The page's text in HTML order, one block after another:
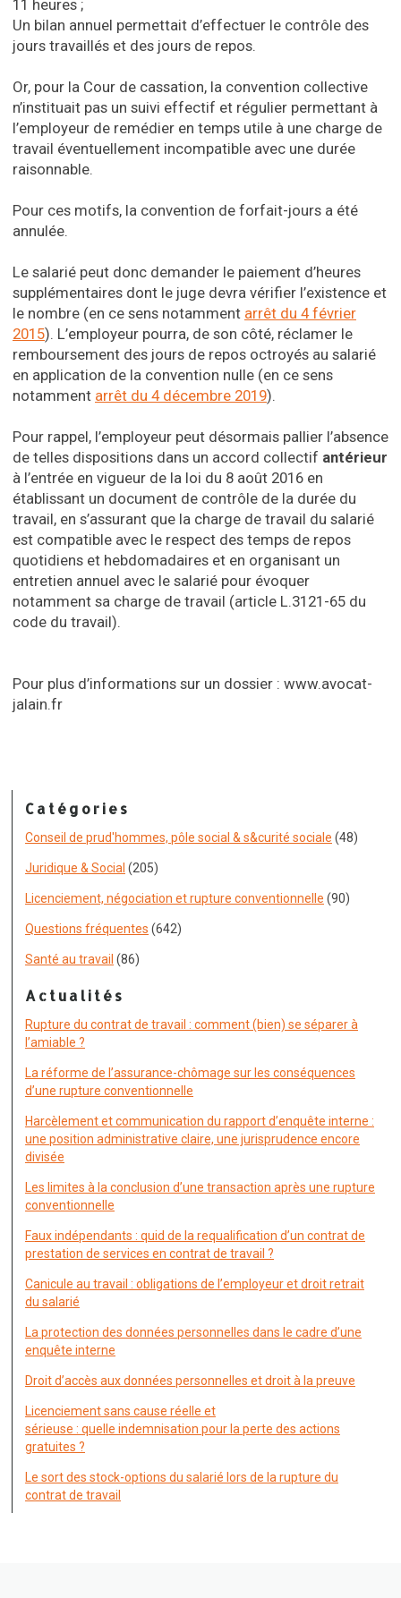
11 heures ;
Un bilan annuel permettait d’effectuer le contrôle des
jours travaillés et des jours de repos.
Or, pour la Cour de cassation, la convention collective
n’instituait pas un suivi effectif et régulier permettant à
l’employeur de remédier en temps utile à une charge de
travail éventuellement incompatible avec une durée
raisonnable.
Pour ces motifs, la convention de forfait-jours a été
annulée.
Le salarié peut donc demander le paiement d’heures
supplémentaires dont le juge devra vérifier l’existence et
le nombre (en ce sens notamment arrêt du 4 février
2015). L’employeur pourra, de son côté, réclamer le
remboursement des jours de repos octroyés au salarié
en application de la convention nulle (en ce sens
notamment arrêt du 4 décembre 2019).
Pour rappel, l’employeur peut désormais pallier l’absence
de telles dispositions dans un accord collectif antérieur
à l’entrée en vigueur de la loi du 8 août 2016 en
établissant un document de contrôle de la durée du
travail, en s’assurant que la charge de travail du salarié
est compatible avec le respect des temps de repos
quotidiens et hebdomadaires et en organisant un
entretien annuel avec le salarié pour évoquer
notamment sa charge de travail (article L.3121-65 du
code du travail).
Pour plus d’informations sur un dossier : www.avocat-
jalain.fr
Catégories
Conseil de prud'hommes, pôle social & s&curité sociale (48)
Juridique & Social (205)
Licenciement, négociation et rupture conventionnelle (90)
Questions fréquentes (642)
Santé au travail (86)
Actualités
Rupture du contrat de travail : comment (bien) se séparer à
l’amiable ?
La réforme de l’assurance-chômage sur les conséquences
d’une rupture conventionnelle
Harcèlement et communication du rapport d’enquête interne :
une position administrative claire, une jurisprudence encore
divisée
Les limites à la conclusion d’une transaction après une rupture
conventionnelle
Faux indépendants : quid de la requalification d’un contrat de
prestation de services en contrat de travail ?
Canicule au travail : obligations de l’employeur et droit retrait
du salarié
La protection des données personnelles dans le cadre d’une
enquête interne
Droit d’accès aux données personnelles et droit à la preuve
Licenciement sans cause réelle et
sérieuse : quelle indemnisation pour la perte des actions
gratuites ?
Le sort des stock-options du salarié lors de la rupture du
contrat de travail